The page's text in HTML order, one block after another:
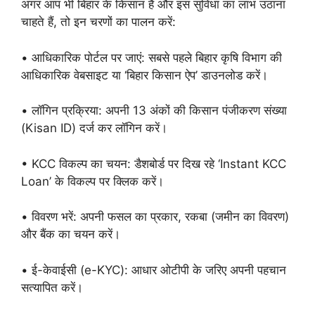
अगर आप भी बिहार के किसान हैं और इस सुविधा का लाभ उठाना
चाहते हैं, तो इन चरणों का पालन करें:
• आधिकारिक पोर्टल पर जाएं: सबसे पहले बिहार कृषि विभाग की
आधिकारिक वेबसाइट या ‘बिहार किसान ऐप’ डाउनलोड करें।
• लॉगिन प्रक्रिया: अपनी 13 अंकों की किसान पंजीकरण संख्या
(Kisan ID) दर्ज कर लॉगिन करें।
• KCC विकल्प का चयन: डैशबोर्ड पर दिख रहे ‘Instant KCC
Loan’ के विकल्प पर क्लिक करें।
• विवरण भरें: अपनी फसल का प्रकार, रकबा (जमीन का विवरण)
और बैंक का चयन करें।
• ई-केवाईसी (e-KYC): आधार ओटीपी के जरिए अपनी पहचान
सत्यापित करें।